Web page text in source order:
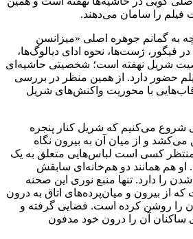
فیلم را سامان می‌دهند.
به گمانم جوهره اصلی «میزانسن
فیگور، ژست‌ها، نحوه ادای دیالوگ‌ها،
شریل نهفته است؛ شخصیتی حاشیه‌‌ای
حضور دارد. از همین منظر در بررسی
با محوریت واکنش‌های شریل
شروع می‌کنیم که شریل کنار پنجره
می‌کشد و از میان آن به بیرون نگاه
کسی است لباس‌هایی متعلق به یک
او هم همانند دو هم‌خانه‌ای سابقش
را دارد. تنها منبع نوری این صحنه
از بیرون و میان‌پرده‌های اتاق به درون
آن را روشن کرده است. فضایی گرفته و
ساکنان آن را درون خود مدفون